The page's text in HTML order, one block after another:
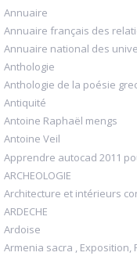
Annuaire
Annuaire français des
Annuaire national des
Anthologie
Anthologie de la poésie
Antiquité
Antoine Raphaël mengs
Antoine Veil
Apprendre autocad 2011
ARCHEOLOGIE
Architecture et intérieurs
ARDECHE
Ardoise
Armenia sacra , Exposition,